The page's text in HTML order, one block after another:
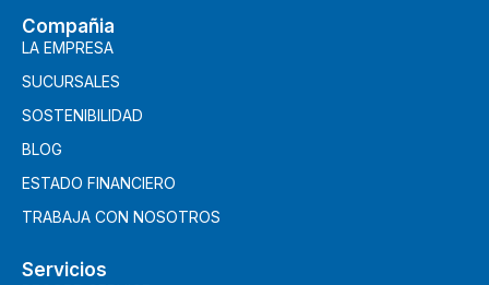
Compañia
LA EMPRESA
SUCURSALES
SOSTENIBILIDAD
BLOG
ESTADO FINANCIERO
TRABAJA CON NOSOTROS
Servicios